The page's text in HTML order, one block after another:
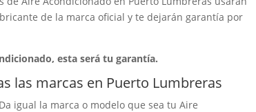
de la marca oficial y te dejarán garantía por
esta será tu garantía.
las marcas en Puerto Lumbreras
igual la marca o modelo que sea tu Aire